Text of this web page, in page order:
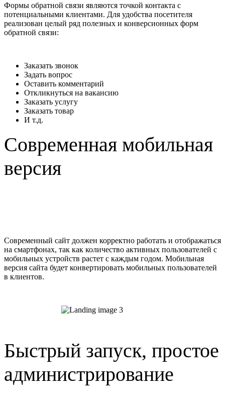
Формы обратной связи являются точкой контакта с
потенциальными клиентами. Для удобства посетителя
реализован целый ряд полезных и конверсионных форм
обратной связи:
Заказать звонок
Задать вопрос
Оставить комментарий
Откликнуться на вакансию
Заказать услугу
Заказать товар
И т.д.
Современная мобильная
версия
Современный сайт должен корректно работать и отображаться
на смартфонах, так как количество активных пользователей с
мобильных устройств растет с каждым годом. Мобильная
версия сайта будет конвертировать мобильных пользователей
в клиентов.
Быстрый запуск, простое
администрирование